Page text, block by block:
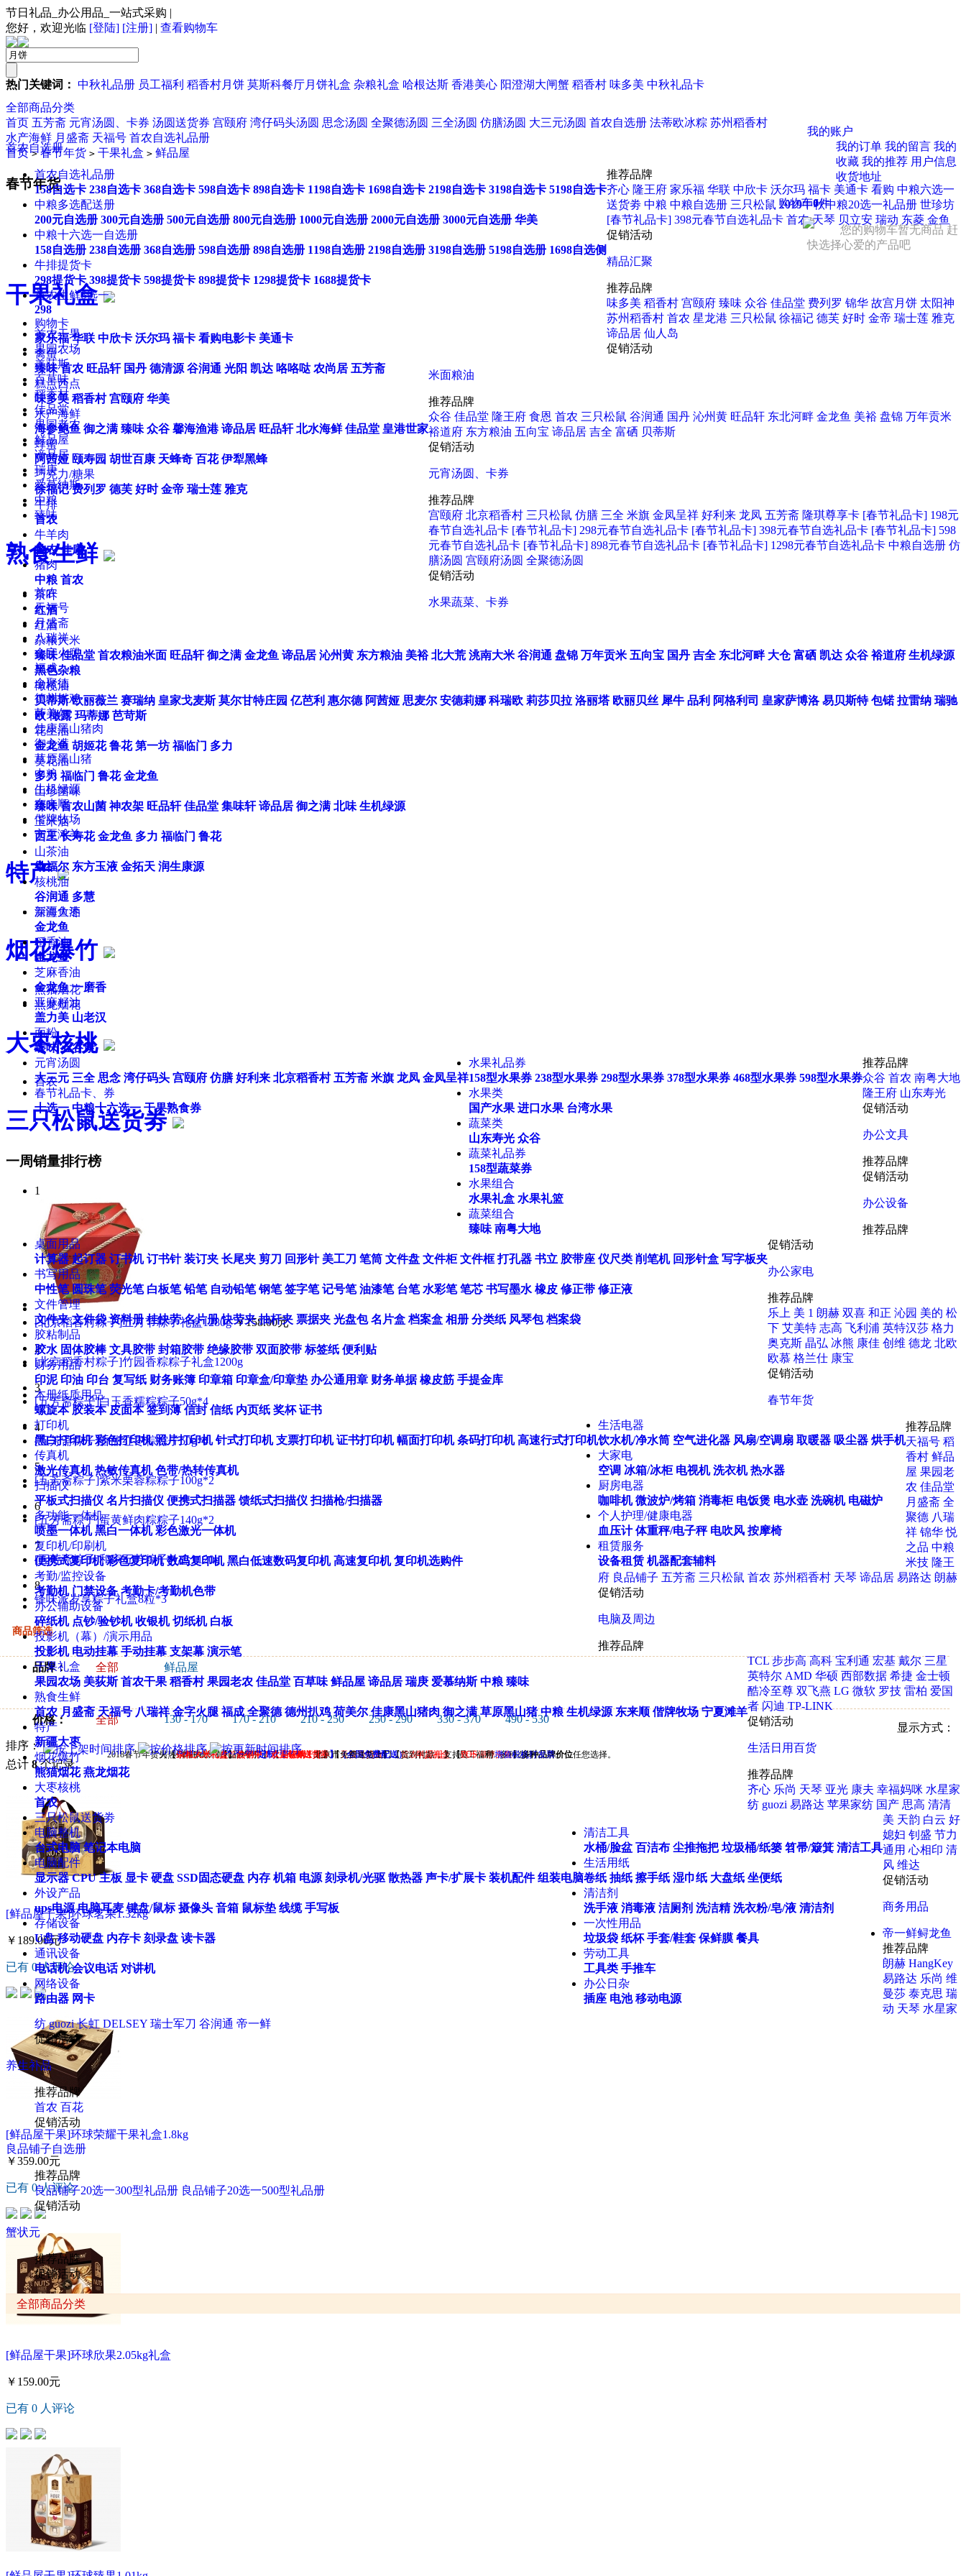
节日礼品_办公用品_一站式采购 |
您好，欢迎光临 [登陆] [注册] | 查看购物车
热门关键词： 中秋礼品册 员工福利 稻香村月饼 莫斯科餐厅月饼礼盒 杂粮礼盒 哈根达斯 香港美心 阳澄湖大闸蟹 稻香村 味多美 中秋礼品卡
我的账户
我的订单 我的留言 我的
收藏 我的推荐 用户信息
收货地址
购物车0件
您的购物车暂无商品 赶
快选择心爱的产品吧
全部商品分类
首农自选册
首农自选礼品册
158自选卡 238自选卡 368自选卡 598自选卡 898自选卡 1198自选卡 1698自选卡 2198自选卡 3198自选卡 5198自选卡
中粮多选配送册
200元自选册 300元自选册 500元自选册 800元自选册 1000元自选册 2000元自选册 3000元自选册 华美
中粮十六选一自选册
158自选册 238自选册 368自选册 598自选册 898自选册 1198自选册 2198自选册 3198自选册 5198自选册 1698自选侧
牛排提货卡
298提货卡 398提货卡 598提货卡 898提货卡 1298提货卡 1688提货卡
首农生鲜6选一
298
购物卡
家乐福 华联 中欣卡 沃尔玛 福卡 看购电影卡 美通卡
推荐品牌
齐心 隆王府 家乐福 华联 中欣卡 沃尔玛 福卡 美通卡 看购 中粮六选一
送货劵 中粮 中粮自选册 三只松鼠 2019中秋中粮20选一礼品册 世珍坊
[春节礼品卡] 398元春节自选礼品卡 首农 天琴 贝立安 瑞动 东菱 金鱼
促销活动
精品汇聚
禽蛋
臻味 首农 旺品轩 国丹 德清源 谷润通 光阳 凯达 咯咯哒 农尚居 五芳斋
糕点西点
味多美 稻香村 宫颐府 华美
水产海鲜
海参鲍鱼 御之满 臻味 众谷 馨海渔港 谛品居 旺品轩 北水海鲜 佳品堂 皇港世家
蜂蜜
阿茜娅 颐寿园 胡世百康 天蜂奇 百花 伊犁黑蜂
巧克力/糖果
徐福记 费列罗 德芙 好时 金帝 瑞士莲 雅克
牛排
首农
牛羊肉
首农 佳康
猪肉
中粮 首农
茶叶
红酒
红酒
推荐品牌
味多美 稻香村 宫颐府 臻味 众谷 佳品堂 费列罗 锦华 故宫月饼 太阳神
苏州稻香村 首农 星龙港 三只松鼠 徐福记 德芙 好时 金帝 瑞士莲 雅克
谛品居 仙人岛
促销活动
米面粮油
杂粮大米
臻味 佳品堂 首农粮油米面 旺品轩 御之满 金龙鱼 谛品居 沁州黄 东方粮油 美裕 北大荒 洮南大米 谷润通 盘锦 万年贡米 五向宝 国丹 吉全 东北河畔 大仓 富硒 凯达 众谷 裕道府 生机绿源
黑色杂粮
橄榄油
贝蒂斯 欧丽薇兰 赛瑞纳 皇家戈麦斯 莫尔甘特庄园 亿芭利 惠尔德 阿茜娅 思麦尔 安德莉娜 科瑞欧 莉莎贝拉 洛丽塔 欧丽贝丝 犀牛 品利 阿格利司 皇家萨博洛 易贝斯特 包锘 拉雷纳 瑞驰
欧 橄露 玛蒂娜 芭苛斯
花生油
金龙鱼 胡姬花 鲁花 第一坊 福临门 多力
葵花油
多力 福临门 鲁花 金龙鱼
山珍菌味
臻味 首农山菌 神农架 旺品轩 佳品堂 集味轩 谛品居 御之满 北味 生机绿源
玉米油
西王 长寿花 金龙鱼 多力 福临门 鲁花
山茶油
纳福尔 东方玉液 金拓天 润生康源
核桃油
谷润通 多慧
深海鱼油
金龙鱼
稻香油
金龙鱼
芝麻香油
金龙鱼 一磨香
亚麻籽油
盖力美 山老汉
面粉
臻味 五谷康
推荐品牌
众谷 佳品堂 隆王府 食恩 首农 三只松鼠 谷润通 国丹 沁州黄 旺品轩 东北河畔 金龙鱼 美裕 盘锦 万年贡米
裕道府 东方粮油 五向宝 谛品居 吉全 富硒 贝蒂斯
促销活动
元宵汤圆、卡券
元宵汤圆
大三元 三全 思念 湾仔码头 宫颐府 仿膳 好利来 北京稻香村 五芳斋 米旗 龙凤 金凤呈祥
春节礼品卡、券
十选一 中粮十六选一 干果熟食券
推荐品牌
宫颐府 北京稻香村 三只松鼠 仿膳 三全 米旗 金凤呈祥 好利来 龙凤 五芳斋 隆琪尊享卡 [春节礼品卡] 198元
春节自选礼品卡 [春节礼品卡] 298元春节自选礼品卡 [春节礼品卡] 398元春节自选礼品卡 [春节礼品卡] 598
元春节自选礼品卡 [春节礼品卡] 898元春节自选礼品卡 [春节礼品卡] 1298元春节自选礼品卡 中粮自选册 仿
膳汤圆 宫颐府汤圆 全聚德汤圆
促销活动
水果蔬菜、卡券
水果礼品券
158型水果券 238型水果券 298型水果券 378型水果券 468型水果券 598型水果券
水果类
国产水果 进口水果 台湾水果
蔬菜类
山东寿光 众谷
蔬菜礼品券
158型蔬菜券
水果组合
水果礼盒 水果礼篮
蔬菜组合
臻味 南粤大地
推荐品牌
众谷 首农 南粤大地
隆王府 山东寿光
促销活动
办公文具
桌面用品
计算器 起订器 订书机 订书针 装订夹 长尾夹 剪刀 回形针 美工刀 笔筒 文件盘 文件柜 文件框 打孔器 书立 胶带座 仪尺类 削笔机 回形针盒 写字板夹
书写用品
中性笔 圆珠笔 荧光笔 白板笔 铅笔 自动铅笔 钢笔 签字笔 记号笔 油漆笔 台笔 水彩笔 笔芯 书写墨水 橡皮 修正带 修正液
文件管理
文件夹 文件袋 资料册 挂快劳 名片册 快劳夹 抽杆夹 票据夹 光盘包 名片盒 档案盒 相册 分类纸 风琴包 档案袋
胶粘制品
胶水 固体胶棒 文具胶带 封箱胶带 绝缘胶带 双面胶带 标签纸 便利贴
财务用品
印泥 印油 印台 复写纸 财务账簿 印章箱 印章盒/印章垫 办公通用章 财务单据 橡皮筋 手提金库
本册纸质用品
螺旋本 胶装本 皮面本 签到薄 信封 信纸 内页纸 奖杯 证书
推荐品牌
促销活动
办公设备
打印机
黑白打印机 彩色打印机 照片打印机 针式打印机 支票打印机 证书打印机 幅面打印机 条码打印机 高速行式打印机
传真机
激光传真机 热敏传真机 色带/热转传真机
扫描仪
平板式扫描仪 名片扫描仪 便携式扫描器 馈纸式扫描仪 扫描枪/扫描器
多功能一体机
喷墨一体机 黑白一体机 彩色激光一体机
复印机/印刷机
便携式复印机 彩色复印机 数码复印机 黑白低速数码复印机 高速复印机 复印机选购件
考勤/监控设备
考勤机 门禁设备 考勤卡/考勤机色带
办公辅助设备
碎纸机 点钞/验钞机 收银机 切纸机 白板
投影机（幕）/演示用品
投影机 电动挂幕 手动挂幕 支架幕 演示笔
推荐品牌
促销活动
办公家电
生活电器
饮水机/净水筒 空气进化器 风扇/空调扇 取暖器 吸尘器 烘手机
大家电
空调 冰箱/冰柜 电视机 洗衣机 热水器
厨房电器
咖啡机 微波炉/烤箱 消毒柜 电饭煲 电水壶 洗碗机 电磁炉
个人护理/健康电器
血压计 体重秤/电子秤 电吹风 按摩椅
租赁服务
设备租赁 机器配套辅料
推荐品牌
乐上 美 1 朗赫 双喜 和正 沁园 美的 松
下 艾美特 志高 飞利浦 英特汉莎 格力
奥克斯 晶弘 冰熊 康佳 创维 德龙 北欧
欧慕 格兰仕 康宝
促销活动
春节年货
干果礼盒
果园农场 美荻斯 首农干果 稻香村 果园老农 佳品堂 百草味 鲜品屋 谛品居 瑞庚 爱慕纳斯 中粮 臻味
熟食生鲜
首农 月盛斋 天福号 八瑞祥 金字火腿 福成 全聚德 德州扒鸡 荷美尔 佳康黑山猪肉 御之满 草原黑山猪 中粮 生机绿源 东来顺 偕牌牧场 宁夏滩羊
特产
新疆大枣
烟花爆竹
熊猫烟花 燕龙烟花
大枣核桃
首农
三只松鼠送货劵
推荐品牌
天福号 稻
香村 鲜品
屋 果园老
农 佳品堂
月盛斋 全
聚德 八瑞
祥 锦华 悦
之品 中粮
米技 隆王
府 良品铺子 五芳斋 三只松鼠 首农 苏州稻香村 天琴 谛品居 易路达 朗赫
促销活动
电脑及周边
电脑整机
台式电脑 笔记本电脑
电脑配件
显示器 CPU 主板 显卡 硬盘 SSD固态硬盘 内存 机箱 电源 刻录机/光驱 散热器 声卡/扩展卡 装机配件 组装电脑
外设产品
ups电源 电脑耳麦 键盘/鼠标 摄像头 音箱 鼠标垫 线缆 手写板
存储设备
U盘 移动硬盘 内存卡 刻录盘 读卡器
通讯设备
电话机 会议电话 对讲机
网络设备
路由器 网卡
推荐品牌
TCL 步步高 高科 宝利通 宏基 戴尔 三星
英特尔 AMD 华硕 西部数据 希捷 金士顿
酷冷至尊 双飞燕 LG 微软 罗技 雷柏 爱国
者 闪迪 TP-LINK
促销活动
生活日用百货
清洁工具
水桶/脸盆 百洁布 尘推拖把 垃圾桶/纸篓 笤帚/簸箕 清洁工具
生活用纸
卷纸 抽纸 擦手纸 湿巾纸 大盘纸 坐便纸
清洁剂
洗手液 消毒液 洁厕剂 洗洁精 洗衣粉/皂/液 清洁剂
一次性用品
垃圾袋 纸杯 手套/鞋套 保鲜膜 餐具
劳动工具
工具类 手推车
办公日杂
插座 电池 移动电源
推荐品牌
齐心 乐尚 天琴 亚光 康夫 幸福妈咪 水星家
纺 guozi 易路达 苹果家纺 国产 思高 清清
美 天韵 白云 好
媳妇 钊盛 节力
通用 心相印 清
风 维达
促销活动
商务用品
帝一鲜鲟龙鱼
推荐品牌
朗赫 HangKey
易路达 乐尚 维
曼莎 泰克思 瑞
动 天琴 水星家
纺 guozi 长虹 DELSEY 瑞士军刀 谷润通 帝一鲜
促销活动
养生补品
推荐品牌
首农 百花
促销活动
良品铺子自选册
推荐品牌
良品铺子20选一300型礼品册 良品铺子20选一500型礼品册
促销活动
蟹状元
推荐品牌
促销活动
全部商品分类
首页 五芳斋 元宵汤圆、卡券 汤圆送货券 宫颐府 湾仔码头汤圆 思念汤圆 全聚德汤圆 三全汤圆 仿膳汤圆 大三元汤圆 首农自选册 法蒂欧冰粽 苏州稻香村
水产海鲜 月盛斋 天福号 首农自选礼品册
首页 > 春节年货 > 干果礼盒 > 鲜品屋
春节年货
干果礼盒
首农干果
果园农场
美荻斯
百草味
稻香村
佳品堂
果园老农
鲜品屋
谛品居
瑞庚
爱慕纳斯
中粮
臻味
熟食生鲜
首农
天福号
月盛斋
八瑞祥
金字火腿
福成
全聚德
德州扒鸡
荷美尔
佳康黑山猪肉
御之满
草原黑山猪
中粮
生机绿源
东来顺
偕牌牧场
宁夏滩羊
特产
新疆大枣
烟花爆竹
熊猫烟花
燕龙烟花
大枣核桃
首农
三只松鼠送货劵
一周销量排行榜
1
[北京稻香村粽子]五月节粽子礼盒1280g ￥158.00元
2
[北京稻香村粽子]竹园香粽粽子礼盒1200g
3
[五芳斋粽子]白玉香糯粽粽子50g*4
4
[五芳斋粽子]香甜红枣粽粽子50g*4
5
[五芳斋粽子]紫米栗蓉粽粽子100g*2
6
[五芳斋粽子]蛋黄鲜肉粽粽子140g*2
7
[五芳斋粽子]和家五芳粽子礼盒1120g
8
锋味派岁享粽子礼盒8粒*3
商品筛选
品牌： 全部 鲜品屋
价格： 全部 130 - 170 170 - 210 210 - 250 250 - 290 330 - 370 490 - 530
2018春节年货火热销售中……【首农干果】【美荻斯干果】【天福号熟食】【首农礼品册】【查干湖胖头鱼】多种品牌价位任您选择。
本商城所有礼品均可定制 【海鲜送货券】（全国免费配送）。年货礼盒，员工福利...多种选择
另【杂粮大米礼盒】热销中！欢迎订购！北京市免费送货上门，货到付款，支持POS，带增值税机打发票。
排序：
显示方式：
总计 8个记录
[鲜品屋干果]环球茗果1.32kg
￥189.00元
已有 0 人评论
[鲜品屋干果]环球荣耀干果礼盒1.8kg
￥359.00元
已有 0 人评论
[鲜品屋干果]环球欣果2.05kg礼盒
￥159.00元
已有 0 人评论